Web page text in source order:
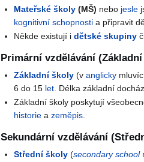
Mateřské školy (MŠ) nebo jesle
kognitivní schopnosti a připravit
Někde existují idětské skupiny
Primární vzdělávání
Základní školy (vanglicky
6 do 15 let . Délka základní
Základní školy poskytují
historie azeměpis.
Sekundární vzdělávání
Střední školy (secondary school